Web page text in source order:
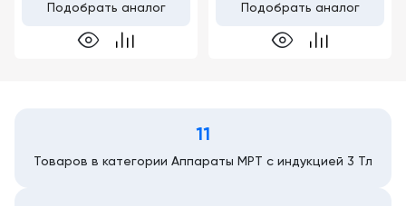
Подобрать аналог Подобрать аналог
11
Товаров в категории Аппараты МРТ с индукцией 3 Тл